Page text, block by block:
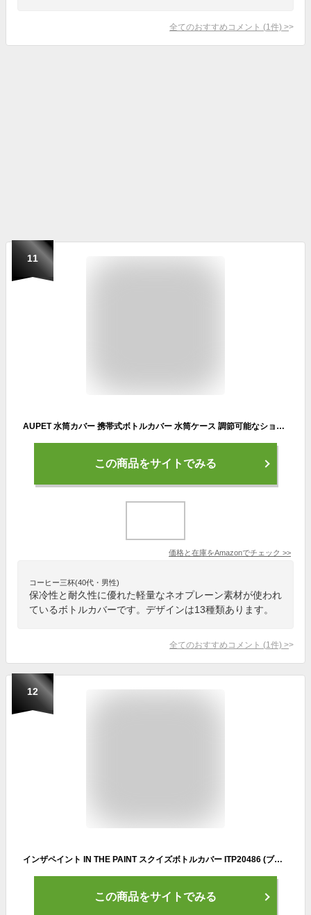
全てのおすすめコメント (1 件) >
11
AUPET 水筒カバー 携帯式ボトルカバー 水筒ケース 調節可能なショルダーストラップある 3.14インチ(約8cm)以下直径のボトルに合う (750ML, PBC-13)
この商品をサイトでみる
価格と在庫をAmazonでチェック >>
コーヒー三杯(40代・男性)
保冷性と耐久性に優れた軽量なネオプレーン素材が使われ
ているボトルカバーです。デザインは13種類あります。
全てのおすすめコメント (1 件) >
12
インザペイント IN THE PAINT スクイズボトルカバー ITP20486 (ブラック)
この商品をサイトでみる